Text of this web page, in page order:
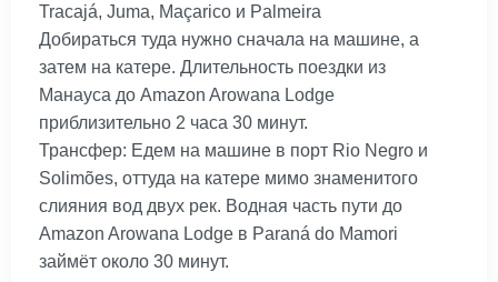
Tracajá, Juma, Maçarico и Palmeira
Добираться туда нужно сначала на машине, а
затем на катере. Длительность поездки из
Манауса до Amazon Arowana Lodge
приблизительно 2 часа 30 минут.
Трансфер: Едем на машине в порт Rio Negro и
Solimões, оттуда на катере мимо знаменитого
слияния вод двух рек. Водная часть пути до
Amazon Arowana Lodge в Paraná do Mamori
займёт около 30 минут.